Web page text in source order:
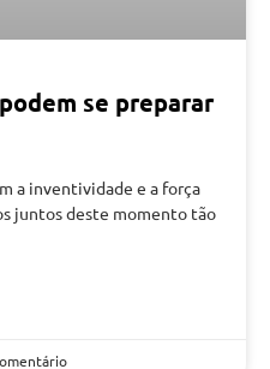
se preparar
a inventividade e a força
juntos deste momento tão